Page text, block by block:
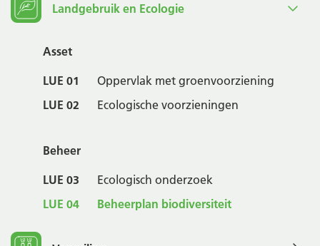
Landgebruik en Ecologie
Asset
LUE 01
Oppervlak met groenvoorziening
LUE 02
Ecologische voorzieningen
Beheer
LUE 03
Ecologisch onderzoek
LUE 04
Beheerplan biodiversiteit